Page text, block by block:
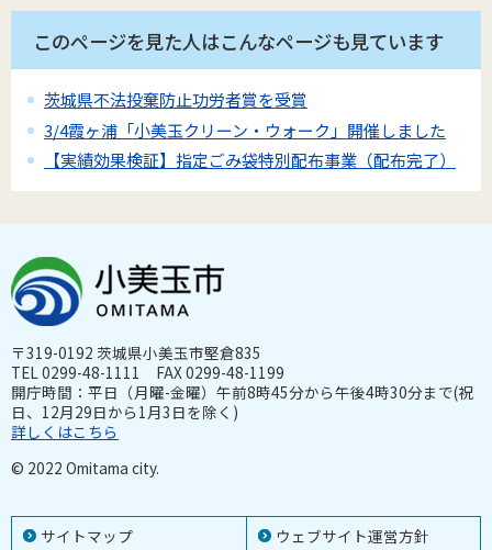
このページを見た人はこんなページも見ています
茨城県不法投棄防止功労者賞を受賞
3/4霞ヶ浦「小美玉クリーン・ウォーク」開催しました
【実績効果検証】指定ごみ袋特別配布事業（配布完了）
サイトマップ ウェブサイト運営方針
〒319-0192 茨城県小美玉市堅倉835
TEL 0299-48-1111 FAX 0299-48-1199
開庁時間：平日（月曜-金曜）午前8時45分から午後4時30分まで(祝
日、12月29日から1月3日を除く)
詳しくはこちら
© 2022 Omitama city.